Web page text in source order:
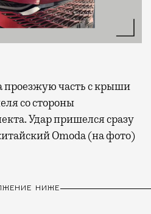
со стороны
Удар пришелся сразу
Omoda (на фото)
НИЖЕ